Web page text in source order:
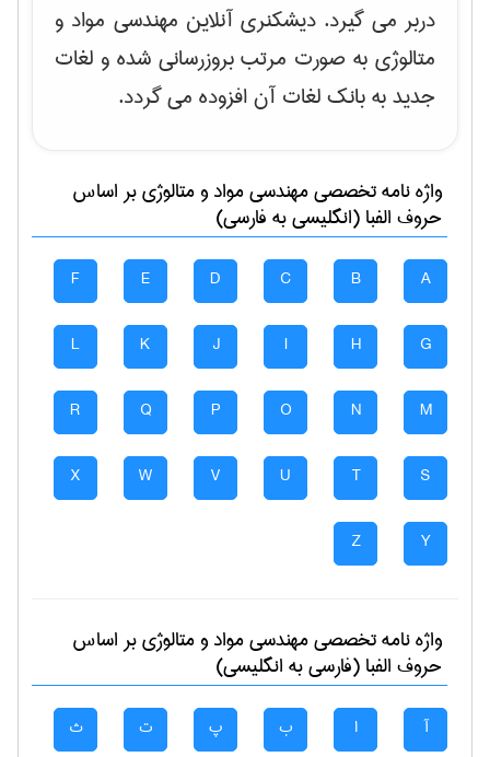
دربر می گیرد. دیشکنری آنلاین مهندسی مواد و
متالوژی به صورت مرتب بروزرسانی شده و لغات
جدید به بانک لغات آن افزوده می گردد.
واژه نامه تخصصیمهندسی مواد و متالوژیبر اساس
حروف الفبا (انگلیسی به فارسی)
A
B
C
D
E
F
G
H
I
J
K
L
M
N
O
P
Q
R
S
T
U
V
W
X
Y
Z
واژه نامه تخصصیمهندسی مواد و متالوژیبر اساس
حروف الفبا (فارسی به انگلیسی)
آ ا ب پ ت ث